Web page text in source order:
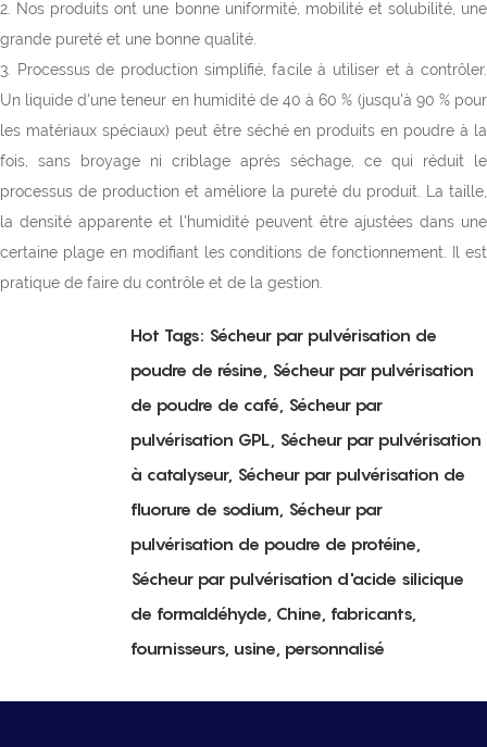
2. Nos produits ont une bonne uniformité, mobilité et solubilité, une
grande pureté et une bonne qualité.
3. Processus de production simplifié, facile à utiliser et à contrôler.
Un liquide d'une teneur en humidité de 40 à 60 % (jusqu'à 90 % pour
les matériaux spéciaux) peut être séché en produits en poudre à la
fois, sans broyage ni criblage après séchage, ce qui réduit le
processus de production et améliore la pureté du produit. La taille,
la densité apparente et l'humidité peuvent être ajustées dans une
certaine plage en modifiant les conditions de fonctionnement. Il est
pratique de faire du contrôle et de la gestion.
Hot Tags: Sécheur par pulvérisation de
poudre de résine, Sécheur par pulvérisation
de poudre de café, Sécheur par
pulvérisation GPL, Sécheur par pulvérisation
à catalyseur, Sécheur par pulvérisation de
fluorure de sodium, Sécheur par
pulvérisation de poudre de protéine,
Sécheur par pulvérisation d'acide silicique
de formaldéhyde, Chine, fabricants,
fournisseurs, usine, personnalisé